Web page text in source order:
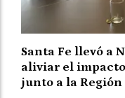
Santa Fe llevó a
aliviar el
junto a la